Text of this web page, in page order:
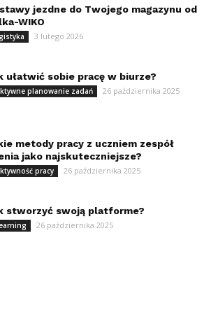
jezdne do Twojego magazynu od
WIKO
3 lutego 2026
ułatwić sobie pracę w biurze?
planowanie zadań 26 października 2025
metody pracy z uczniem zespół
jako najskuteczniejsze?
pracy 26 października 2025
stworzyć swoją platforme?
26 października 2025